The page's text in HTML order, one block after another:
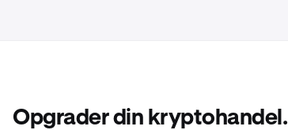
Opgrader din kryptohandel.